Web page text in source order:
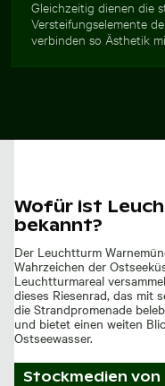
Gleichzeitig dienen die
Versteifungselemente
verbinden so Ästhetik
Wofür ist
bekannt?
Der Leuchtturm
Wahrzeichen der
Leuchtturmareal
dieses Riesenrad, das mit
die Strandpromenade
und bietet einen weiten
Ostseewasser.
Stockmedien von